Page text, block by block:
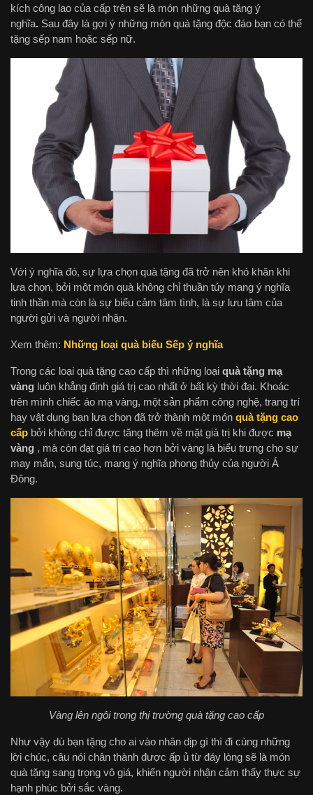
kích công lao của cấp trên sẽ là món những quà tặng ý
nghĩa. Sau đây là gợi ý những món quà tặng độc đáo bạn có thể
tặng sếp nam hoặc sếp nữ.
Với ý nghĩa đó, sự lựa chọn quà tặng đã trở nên khó khăn khi
lựa chọn, bởi một món quà không chỉ thuần túy mang ý nghĩa
tinh thần mà còn là sự biểu cảm tâm tình, là sự lưu tâm của
người gửi và người nhận.
Xem thêm: Những loại quà biếu Sếp ý nghĩa
Trong các loại quà tặng cao cấp thì những loại quà tặng mạ
vàng luôn khẳng định giá trị cao nhất ở bất kỳ thời đại. Khoác
trên mình chiếc áo mạ vàng, một sản phẩm công nghệ, trang trí
hay vật dụng bạn lựa chọn đã trở thành một món quà tặng cao
cấp bởi không chỉ được tăng thêm về mặt giá trị khi được mạ
vàng , mà còn đạt giá trị cao hơn bởi vàng là biểu trưng cho sự
may mắn, sung túc, mang ý nghĩa phong thủy của người Á
Đông.
Vàng lên ngôi trong thị trường quà tặng cao cấp
Như vậy dù bạn tặng cho ai vào nhân dịp gì thì đi cùng những
lời chúc, câu nói chân thành được ấp ủ từ đáy lòng sẽ là món
quà tặng sang trọng vô giá, khiến người nhận cảm thấy thực sự
hạnh phúc bởi sắc vàng.